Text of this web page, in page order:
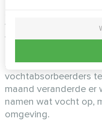
verhoogde
verschijnt regelmatig
begint een
ruikt muf. De
vochtabsorbeerders
maand veranderde
namen wat vocht op,
omgeving.